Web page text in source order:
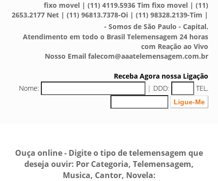
fixo movel | (11) 4119.5936 Tim fixo movel | (11)
2653.2177 Net | (11) 96813.7378-Oi | (11) 98328.2139-Tim |
- Somos de São Paulo - Capital.
Atendimento em todo o Brasil Telemensagem 24 horas
com Reação ao Vivo
Nosso Email falecom@aaatelemensagem.com.br
Receba Agora nossa Ligação
Nome:
| DDD: TEL.
Ouça online - Digite o tipo de telemensagem que
deseja ouvir: Por Categoria, Telemensagem,
Musica, Cantor, Novela: